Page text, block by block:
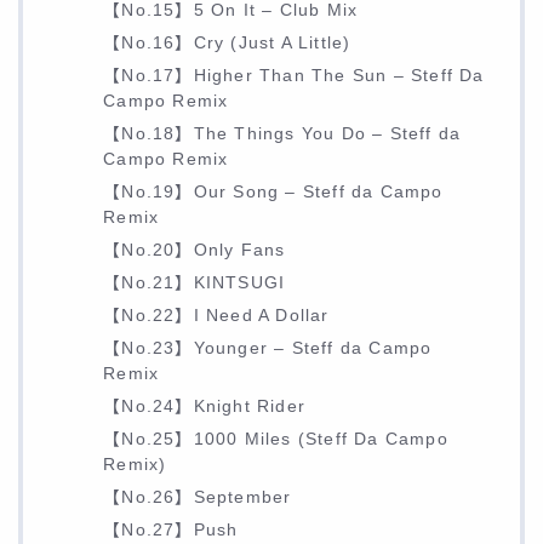
【No.15】5 On It – Club Mix
【No.16】Cry (Just A Little)
【No.17】Higher Than The Sun – Steff Da
Campo Remix
【No.18】The Things You Do – Steff da
Campo Remix
【No.19】Our Song – Steff da Campo
Remix
【No.20】Only Fans
【No.21】KINTSUGI
【No.22】I Need A Dollar
【No.23】Younger – Steff da Campo
Remix
【No.24】Knight Rider
【No.25】1000 Miles (Steff Da Campo
Remix)
【No.26】September
【No.27】Push